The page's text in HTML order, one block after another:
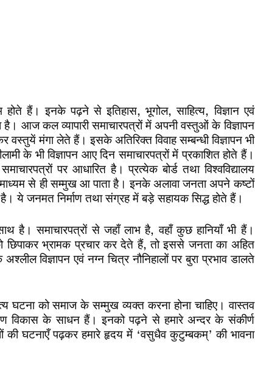
हैं। इनके पढ़ने से इतिहास, भूगोल, साहित्य, विज्ञान एवं
है। आज कल व्यापारी समाचारपत्रों में अपनी वस्तुओं के विज्ञापन
मंगा लेते हैं। इसके अतिरिक्त विवाह सम्बन्धी विज्ञापन भी
के भी विज्ञापन आए दिन समाचारपत्रों में प्रकाशित होते हैं।
पर आधारित है। प्रत्येक बोर्ड तथा विश्वविद्यालय
माध्यम से ही सम्मुख आ पाता है। इनके अलावा जनता अपने कष्टों
ये जनमत निर्माण तथा संग्रह में बड़े सहायक सिद्ध होते हैं।
है। समाचारपत्रों से जहाँ लाभ है, वहाँ कुछ हानियाँ भी हैं।
भ्रामक प्रचार कर देते हैं, तो इससे जनता का अहित
विज्ञापन एवं नग्न चित्र नौनिहालों पर बुरा प्रभाव डालते
घटना को समाज के सम्मुख व्यक्त करना होना चाहिए। वास्तव
विकास के साधन हैं। इनको पढ़ने से हमारे अन्दर के संकीर्ण
की घटनाएँ पढ़कर हमारे हृदय में ‘वसुधैव कुटुम्बकम्’ की भावना